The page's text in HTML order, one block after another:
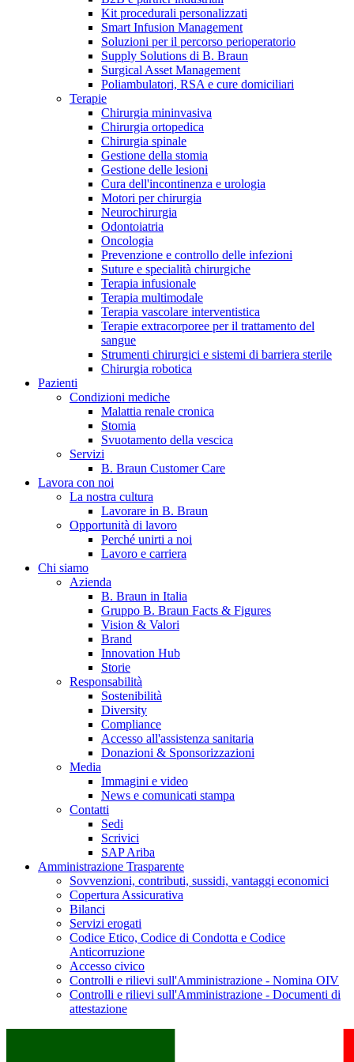
Catalogo prodotti
Trova il prodotto che stai cercando. Visita il catalogo B.
Braun con il nostro portfolio completo.
Hai domande o richieste? Scrivici per entrare subito in
contatto con un nostro referente.
B. Braun in Italia
Scopri chi siamo ed entra nel mondo di B. Braun in Italia: 4
sedi, 4 aziende, più di 700 dipendenti e un Centro di
Eccellenza a livello globale.
Kit procedurali personalizzati
Smart Infusion Management
Soluzioni per il percorso perioperatorio
Supply Solutions di B. Braun
Surgical Asset Management
Poliambulatori, RSA e cure domiciliari
Terapie
Chirurgia mininvasiva
Chirurgia ortopedica
Chirurgia spinale
Gestione della stomia
Gestione delle lesioni
Cura dell'incontinenza e urologia
Motori per chirurgia
Neurochirurgia
Odontoiatria
Oncologia
Prevenzione e controllo delle infezioni
Suture e specialità chirurgiche
Terapia infusionale
Terapia multimodale
Terapia vascolare interventistica
Terapie extracorporee per il trattamento del
sangue
Strumenti chirurgici e sistemi di barriera sterile
Chirurgia robotica
Pazienti
Condizioni mediche
Malattia renale cronica
Stomia
Svuotamento della vescica
Servizi
B. Braun Customer Care
Lavora con noi
La nostra cultura
Lavorare in B. Braun
Opportunità di lavoro
Perché unirti a noi
Lavoro e carriera
Chi siamo
Azienda
B. Braun in Italia
Gruppo B. Braun Facts & Figures
Vision & Valori
Brand
Innovation Hub
Storie
Responsabilità
Sostenibilità
Diversity
Compliance
Accesso all'assistenza sanitaria
Donazioni & Sponsorizzazioni
Media
Immagini e video
News e comunicati stampa
Contatti
Sedi
Scrivici
SAP Ariba
Amministrazione Trasparente
Sovvenzioni, contributi, sussidi, vantaggi economici
Copertura Assicurativa
Bilanci
Servizi erogati
Codice Etico, Codice di Condotta e Codice
Anticorruzione
Accesso civico
Controlli e rilievi sull'Amministrazione - Nomina OIV
Controlli e rilievi sull'Amministrazione - Documenti di
attestazione